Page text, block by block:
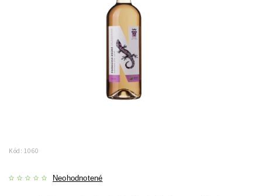
Kód: 1060
Neohodnotené